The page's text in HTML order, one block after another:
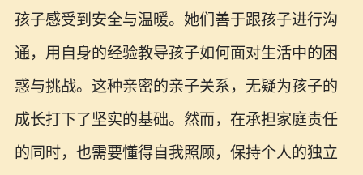
孩子感受到安全与温暖。她们善于跟孩子进行沟
通，用自身的经验教导孩子如何面对生活中的困
惑与挑战。这种亲密的亲子关系，无疑为孩子的
成长打下了坚实的基础。然而，在承担家庭责任
的同时，也需要懂得自我照顾，保持个人的独立